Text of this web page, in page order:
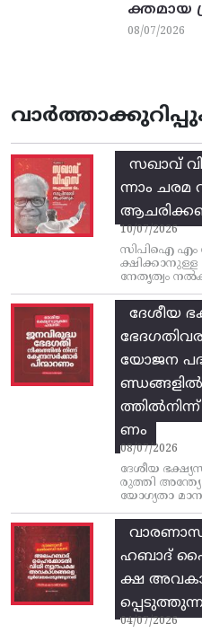
ക്തമായ
08/07/2026
സഖാവ്
ന്നാം ചരമ
10/07/2026
സിപിഐ എം
ക്ഷിക്കാനുള്ള
നേതൃത്വം
ദേശീയ
യോജന
ണ്ഡങ്ങളിൽ
ത്തിൽനിന്ന്‌
ണം
08/07/2026
ദേശീയ
രുത്തി
യോഗ്യതാ
ഹബാദ്
ക്ഷ
04/07/2026